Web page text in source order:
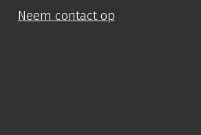
Neem contact op